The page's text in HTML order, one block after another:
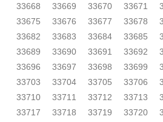
33668
33669 33670 33671
33675
33676 33677 33678
33682
33683 33684 33685
33689
33690 33691 33692
33696
33697 33698 33699
33703
33704 33705 33706
33710
33711 33712 33713
33717
33718 33719 33720